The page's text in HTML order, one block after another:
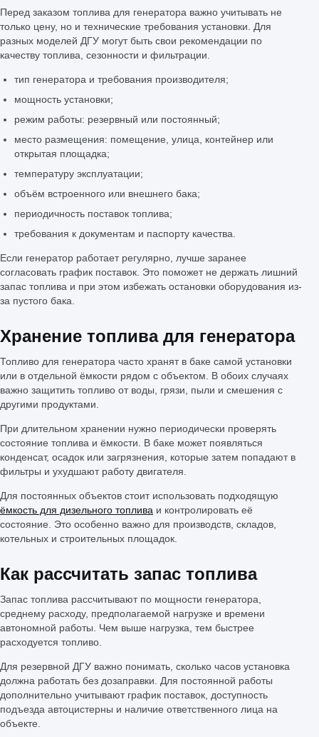
Перед заказом топлива для генератора важно учитывать не
только цену, но и технические требования установки. Для
разных моделей ДГУ могут быть свои рекомендации по
качеству топлива, сезонности и фильтрации.
тип генератора и требования производителя;
мощность установки;
режим работы: резервный или постоянный;
место размещения: помещение, улица, контейнер или
открытая площадка;
температуру эксплуатации;
объём встроенного или внешнего бака;
периодичность поставок топлива;
требования к документам и паспорту качества.
Если генератор работает регулярно, лучше заранее
согласовать график поставок. Это поможет не держать лишний
запас топлива и при этом избежать остановки оборудования из-
за пустого бака.
Хранение топлива для генератора
Топливо для генератора часто хранят в баке самой установки
или в отдельной ёмкости рядом с объектом. В обоих случаях
важно защитить топливо от воды, грязи, пыли и смешения с
другими продуктами.
При длительном хранении нужно периодически проверять
состояние топлива и ёмкости. В баке может появляться
конденсат, осадок или загрязнения, которые затем попадают в
фильтры и ухудшают работу двигателя.
Для постоянных объектов стоит использовать подходящую
ёмкость для дизельного топлива и контролировать её
состояние. Это особенно важно для производств, складов,
котельных и строительных площадок.
Как рассчитать запас топлива
Запас топлива рассчитывают по мощности генератора,
среднему расходу, предполагаемой нагрузке и времени
автономной работы. Чем выше нагрузка, тем быстрее
расходуется топливо.
Для резервной ДГУ важно понимать, сколько часов установка
должна работать без дозаправки. Для постоянной работы
дополнительно учитывают график поставок, доступность
подъезда автоцистерны и наличие ответственного лица на
объекте.